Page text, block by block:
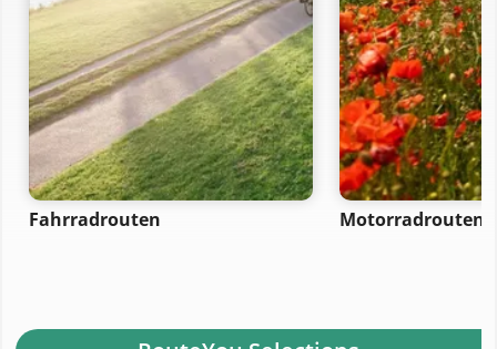
Fahrradrouten Motorradrouten